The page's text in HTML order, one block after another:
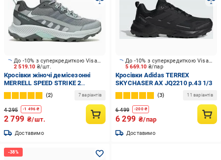
2 519.10 ₴/шт.
До -10% з суперкредиткою Visa Вигода
Кросівки жіночі демісезонні
MERRELL SPEED STRIKE 2
J038292 р.36 сірі
2 7 варіантів
4 295 -1 496 ₴
2 799 ₴/шт.
Доставимо
5 669.10 ₴/пар
До -10% з суперкредиткою Visa Вигода
Кросівки Adidas TERREX
SKYCHASER AX JQ2210 р.43 1/3
3 11 варіантів
6 499 -200₴
6 299 ₴/пар
Доставимо